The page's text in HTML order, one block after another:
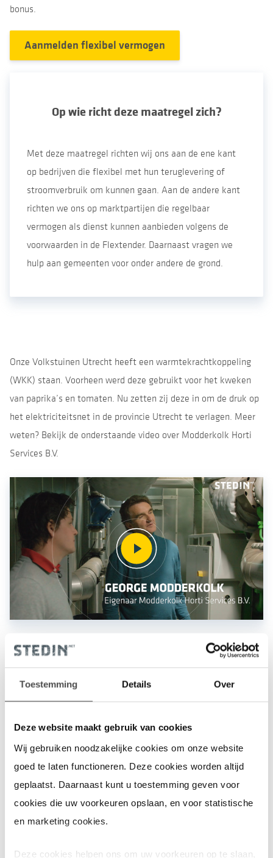
Toestemming Details Over
Deze website maakt gebruik van cookies
Wij gebruiken noodzakelijke cookies om onze website
goed te laten functioneren. Deze cookies worden altijd
geplaatst. Daarnaast kunt u toestemming geven voor
cookies die uw voorkeuren opslaan, en voor statistische
en marketing cookies.
Deze cookies helpen ons om uw voorkeuren op te slaan,
bonus.
Aanmelden flexibel vermogen
Op wie richt deze maatregel zich?
Met deze maatregel richten wij ons aan de ene kant
op bedrijven die flexibel met hun teruglevering of
stroomverbruik om kunnen gaan. Aan de andere kant
richten we ons op marktpartijen die regelbaar
vermogen als dienst kunnen aanbieden volgens de
voorwaarden in de Flextender. Daarnaast vragen we
hulp aan gemeenten voor onder andere de grond.
Onze Volkstuinen Utrecht heeft een warmtekrachtkoppeling
(WKK) staan. Voorheen werd deze gebruikt voor het kweken
van paprika’s en tomaten. Nu zetten zij deze in om de druk op
het elektriciteitsnet in de provincie Utrecht te verlagen. Meer
weten? Bekijk de onderstaande video over Modderkolk Horti
Services B.V.
van marktpartijen
In augustus 2025 sloten we een contract af met de combinatie
Flexpowernet en Rolls Royce voor de tijdelijke inzet van de
eerste 60 MW, opgewekt door stroomgeneratoren. Vanaf het
najaar van 2026 zetten we deze generatoren in totdat de
netverzwaring gereed is, naar verwachting in 2033. Wij zijn
verantwoordelijk voor het leveren van grond waarop de via de